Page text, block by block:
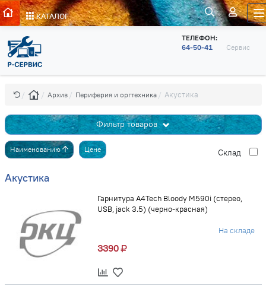
КАТАЛОГ
ТЕЛЕФОН:
64-50-41
Сервис
Архив Периферия и оргтехника Акустика
Фильтр товаров
Наименованию Цене Cклад
Акустика
Гарнитура A4Tech Bloody M590i (стерео,
USB, jack 3.5) (черно-красная)
На складе
3390